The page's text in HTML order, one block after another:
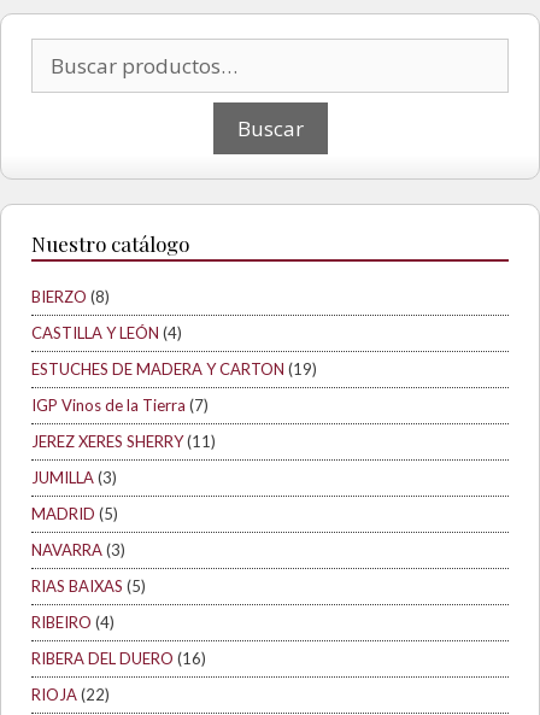
Nuestro catálogo
BIERZO (8)
CASTILLA Y LEÓN (4)
ESTUCHES DE MADERA Y CARTON (19)
IGP Vinos de la Tierra (7)
JEREZ XERES SHERRY(11)
JUMILLA(3)
MADRID (5)
NAVARRA(3)
RIAS BAIXAS (5)
RIBEIRO (4)
RIBERA DEL DUERO (16)
RIOJA(22)